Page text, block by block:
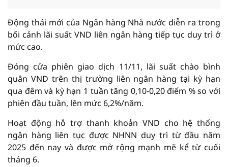
Động thái mới của Ngân hàng Nhà nước diễn ra trong
bối cảnh lãi suất VND liên ngân hàng tiếp tục duy trì ở
mức cao.
Đóng cửa phiên giao dịch 11/11, lãi suất chào bình
quân VND trên thị trường liên ngân hàng tại kỳ hạn
qua đêm và kỳ hạn 1 tuần tăng 0,10-0,20 điểm % so với
phiên đầu tuần, lên mức 6,2%/năm.
Hoạt động hỗ trợ thanh khoản VND cho hệ thống
ngân hàng liên tục được NHNN duy trì từ đầu năm
2025 đến nay và được mở rộng mạnh mẽ kể từ cuối
tháng 6.